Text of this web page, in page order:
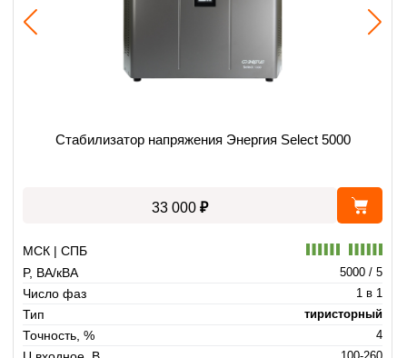
Стабилизатор напряжения Энергия Select 5000
33 000 ₽
МСК | СПБ
P, ВА/кВА
5000 / 5
Число фаз 1 в 1
Тип тиристорный
Точность, % 4